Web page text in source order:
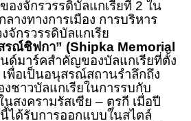
องจักรวรรดิบัลแกเรียที่ 2 ใน
างทางการเมือง การบริหาร
กรวรรดิบัลแกเรีย
รณ์ชิฟกา” (Shipka Memorial
ด์มาร์คสำคัญของบัลแกเรียที่ตั้ง
พื่อเป็นอนุสรณ์สถานรำลึกถึง
ชาวบัลแกเรียในการรบกับ
สงครามรัสเซีย – ตุรกี เมื่อปี
ได้รับการออกแบบในสไตล์